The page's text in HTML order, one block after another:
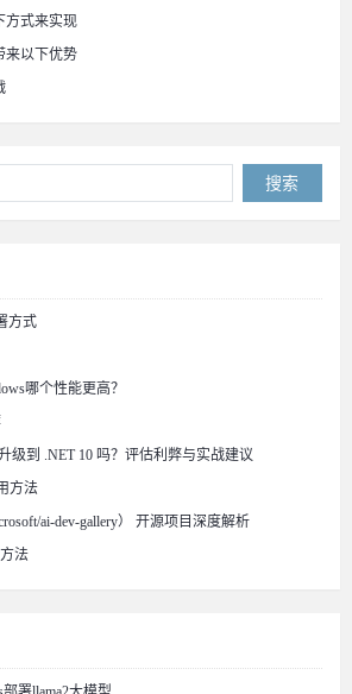
方式来实现
来以下优势
搜索
方式
哪个性能更高？
级到 .NET 10 吗？评估利弊与实战建议
方法
ai-dev-gallery） 开源项目深度解析
法